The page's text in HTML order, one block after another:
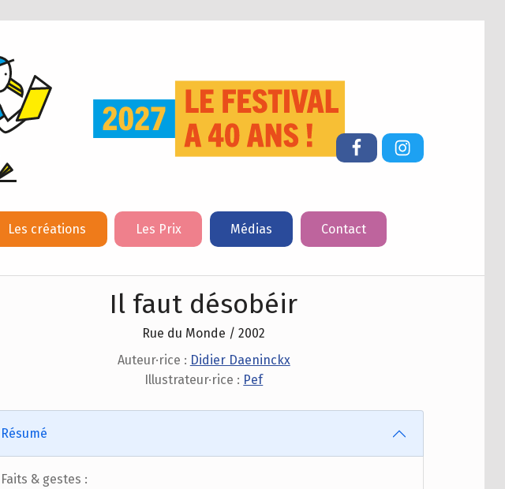
Les créations Les Prix Médias Contact
FacebookInstagram
Il faut désobéir
Rue du Monde / 2002
Auteur·rice : Didier Daeninckx
Illustrateur·rice : Pef
Résumé
Faits & gestes :